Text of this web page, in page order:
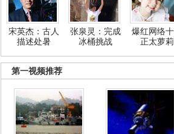
宋英杰：古人
描述处暑
张泉灵：完成
冰桶挑战
爆红网络
正太萝莉
第一视频推荐